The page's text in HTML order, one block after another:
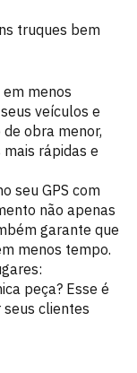
truques bem
menos
veículos e
obra menor,
rápidas e
seu GPS com
não apenas
garante que
menos tempo.
peça? Esse é
clientes